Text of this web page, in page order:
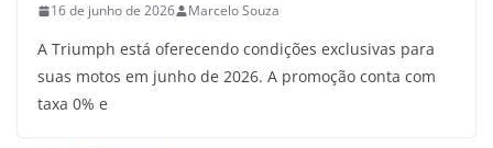
16 de junho de 2026 Marcelo Souza
A Triumph está oferecendo condições exclusivas para
suas motos em junho de 2026. A promoção conta com
taxa 0% e